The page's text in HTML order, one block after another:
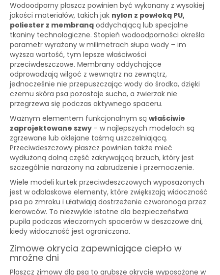
Wodoodporny płaszcz powinien być wykonany z wysokiej
jakości materiałów, takich jak nylon z powłoką PU,
poliester z membraną oddychającą lub specjalne
tkaniny technologiczne. Stopień wodoodporności określa
parametr wyrażony w milimetrach słupa wody – im
wyższa wartość, tym lepsze właściwości
przeciwdeszczowe. Membrany oddychające
odprowadzają wilgoć z wewnątrz na zewnątrz,
jednocześnie nie przepuszczając wody do środka, dzięki
czemu skóra psa pozostaje sucha, a zwierzak nie
przegrzewa się podczas aktywnego spaceru.
Ważnym elementem funkcjonalnym są właściwie
zaprojektowane szwy – w najlepszych modelach są
zgrzewane lub oklejane taśmą uszczelniającą.
Przeciwdeszczowy płaszcz powinien także mieć
wydłużoną dolną część zakrywającą brzuch, który jest
szczególnie narażony na zabrudzenie i przemoczenie.
Wiele modeli kurtek przeciwdeszczowych wyposażonych
jest w odblaskowe elementy, które zwiększają widoczność
psa po zmroku i ułatwiają dostrzeżenie czworonoga przez
kierowców. To niezwykle istotne dla bezpieczeństwa
pupila podczas wieczornych spacerów w deszczowe dni,
kiedy widoczność jest ograniczona.
Zimowe okrycia zapewniające ciepło w
mroźne dni
Płaszcz zimowy dla psa to grubsze okrycie wyposażone w